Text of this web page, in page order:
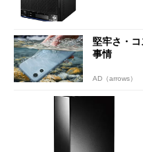
堅牢さ・
事情
AD（arrows）